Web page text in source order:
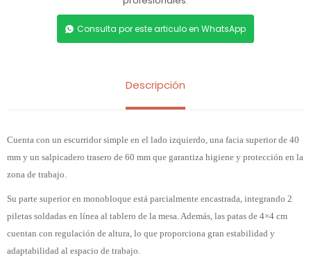
Consulta por este articulo en WhatsApp
Descripción
Cuenta con un escurridor simple en el lado izquierdo, una facia superior de 40
mm y un salpicadero trasero de 60 mm que garantiza higiene y protección en la
zona de trabajo.
Su parte superior en monobloque está parcialmente encastrada, integrando 2
piletas soldadas en línea al tablero de la mesa. Además, las patas de 4×4 cm
cuentan con regulación de altura, lo que proporciona gran estabilidad y
adaptabilidad al espacio de trabajo.